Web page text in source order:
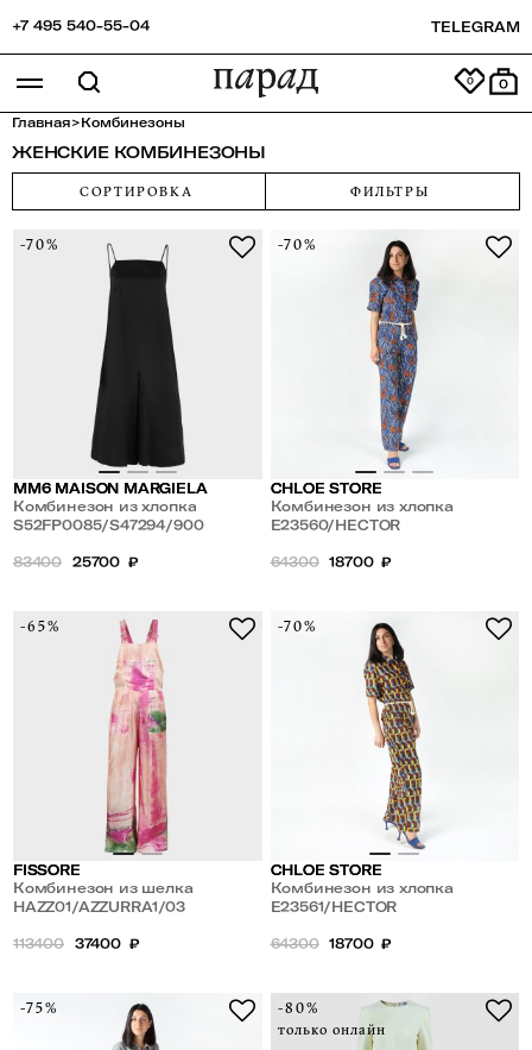
+7 495 540-55-04 TELEGRAM
0
Главная>Комбинезоны
ЖЕНСКИЕ КОМБИНЕЗОНЫ
СОРТИРОВКА ФИЛЬТРЫ
-70%
MM6 MAISON MARGIELA
Комбинезон из хлопка
S52FP0085/S47294/900
83400 25700 ₽
-70%
CHLOE STORE
Комбинезон из хлопка
E23560/HECTOR
64300 18700 ₽
-65%
FISSORE
Комбинезон из шелка
HAZZ01/AZZURRA1/03
113400 37400 ₽
-70%
CHLOE STORE
Комбинезон из хлопка
E23561/HECTOR
64300 18700 ₽
-75%
-80%
только онлайн